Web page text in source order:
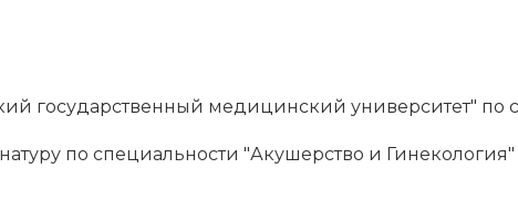
государственный медицинский университет" по
по специальности "Акушерство и